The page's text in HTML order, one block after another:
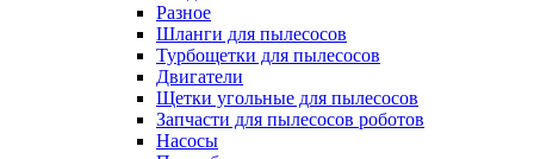
Разное
Шланги для пылесосов
Турбощетки для пылесосов
Двигатели
Щетки угольные для пылесосов
Запчасти для пылесосов роботов
Насосы